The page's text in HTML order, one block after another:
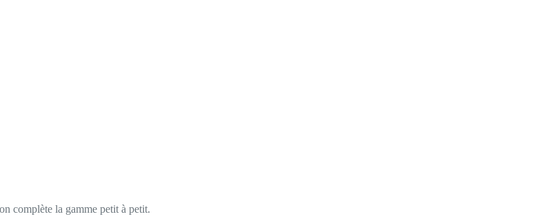
complète la gamme petit à petit.